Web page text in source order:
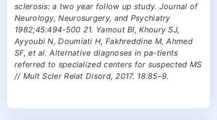
sclerosis: a two year follow up study. Journal of
Neurology, Neurosurgery, and Psychiatry
1982;45:494-500 21. Yamout BI, Khoury SJ,
Ayyoubi N, Doumiati H, Fakhreddine M, Ahmed
SF, et al. Alternative diagnoses in pa-tients
referred to specialized centers for suspected MS
// Mult Scler Relat Disord, 2017. 18:85–9.